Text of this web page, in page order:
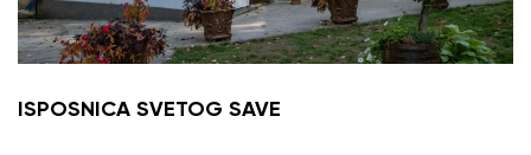
ISPOSNICA SVETOG SAVE